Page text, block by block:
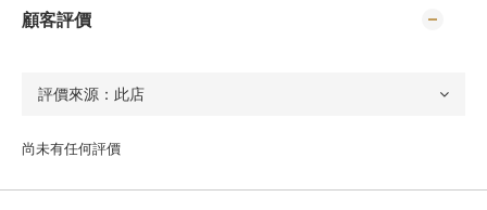
顧客評價
尚未有任何評價